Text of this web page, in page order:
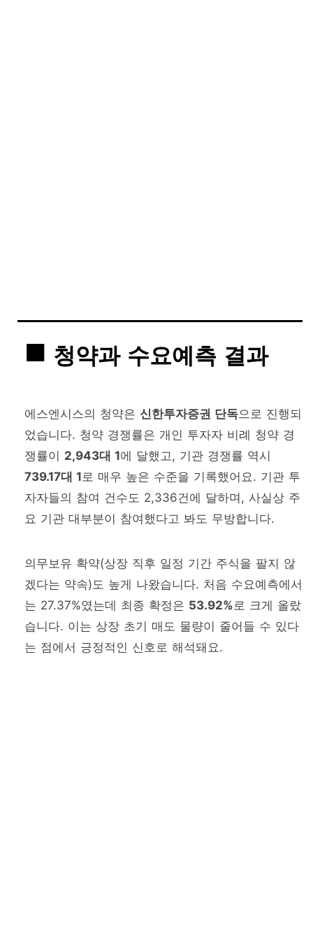
청약과 수요예측 결과
에스엔시스의 청약은 신한투자증권 단독으로 진행되
었습니다. 청약 경쟁률은 개인 투자자 비례 청약 경
쟁률이 2,943대 1에 달했고, 기관 경쟁률 역시
739.17대 1 로 매우 높은 수준을 기록했어요. 기관 투
자자들의 참여 건수도 2,336건에 달하며, 사실상 주
요 기관 대부분이 참여했다고 봐도 무방합니다.
의무보유 확약(상장 직후 일정 기간 주식을 팔지 않
겠다는 약속)도 높게 나왔습니다. 처음 수요예측에서
는 27.37%였는데 최종 확정은 53.92% 로 크게 올랐
습니다. 이는 상장 초기 매도 물량이 줄어들 수 있다
는 점에서 긍정적인 신호로 해석돼요.